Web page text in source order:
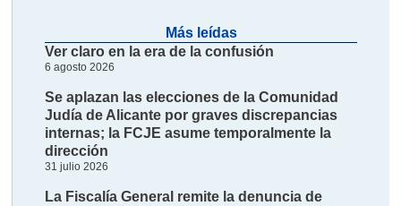
Más leídas
Ver claro en la era de la confusión
6 agosto 2026
Se aplazan las elecciones de la Comunidad
Judía de Alicante por graves discrepancias
internas; la FCJE asume temporalmente la
dirección
31 julio 2026
La Fiscalía General remite la denuncia de